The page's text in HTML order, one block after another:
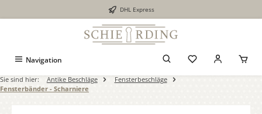
DHL Express
Navigation
Sie sind hier: Antike Beschläge
Fensterbeschläge
Fensterbänder - Scharniere